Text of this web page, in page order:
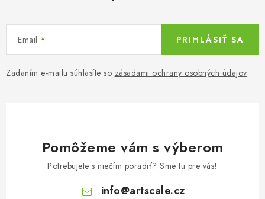
Email
Zadaním e-mailu súhlasíte so zásadami ochrany osobných údajov.
PRIHLÁSIŤ SA
Pomôžeme vám s výberom
Potrebujete s niečím poradiť? Sme tu pre vás!
info@artscale.cz